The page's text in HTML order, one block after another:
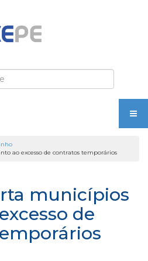
ao excesso de contratos temporários
municípios
de